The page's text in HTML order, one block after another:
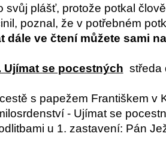
svůj plášť, protože potkal
poznal, že v potřebném
dále ve čtení můžete sami
Ujímat se pocestných středa
s papežem Františkem v
- Ujímat se
u 1. zastavení: Pán